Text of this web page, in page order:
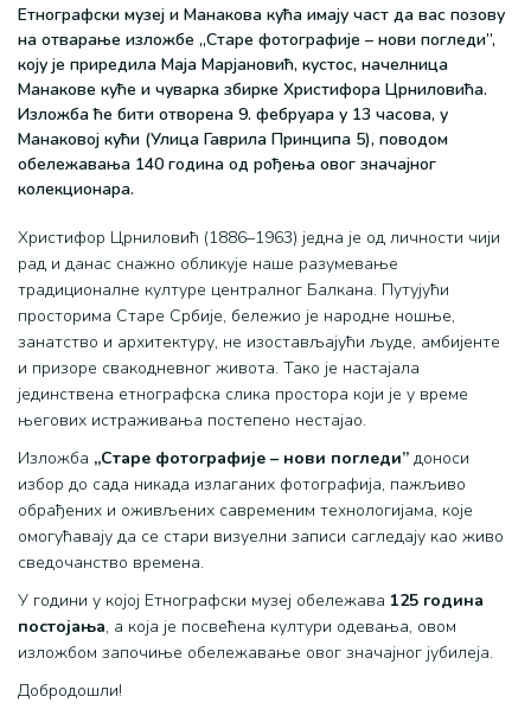
Етнографски музеј и Манакова кућа имају част да вас позову
на отварање изложбе „Старе фотографије – нови погледи”,
коју је приредила Маја Марјановић, кустос, начелница
Манакове куће и чуварка збирке Христифора Црниловића.
Изложба ће бити отворена 9. фебруара у 13 часова, у
Манаковој кући (Улица Гаврила Принципа 5), поводом
обележавања 140 година од рођења овог значајног
колекционара.
Христифор Црниловић (1886–1963) једна је од личности чији
рад и данас снажно обликује наше разумевање
традиционалне културе централног Балкана. Путујући
просторима Старе Србије, бележио је народне ношње,
занатство и архитектуру, не изостављајући људе, амбијенте
и призоре свакодневног живота. Тако је настајала
јединствена етнографска слика простора који је у време
његових истраживања постепено нестајао.
Изложба „Старе фотографије – нови погледи” доноси
избор до сада никада излаганих фотографија, пажљиво
обрађених и оживљених савременим технологијама, које
омогућавају да се стари визуелни записи сагледају као живо
сведочанство времена.
У години у којој Етнографски музеј обележава 125 година
постојања, а која је посвећена култури одевања, овом
изложбом започиње обележавање овог значајног јубилеја.
Добродошли!